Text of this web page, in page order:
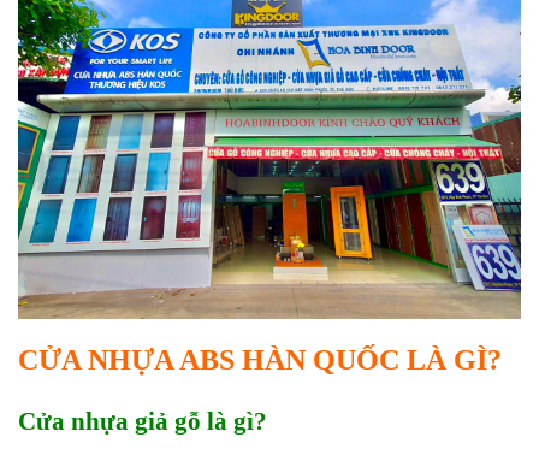
CỬA NHỰA ABS HÀN QUỐC LÀ GÌ?
Cửa nhựa giả gỗ là gì?